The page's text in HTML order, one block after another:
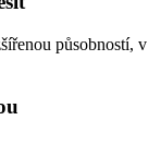
působností, v